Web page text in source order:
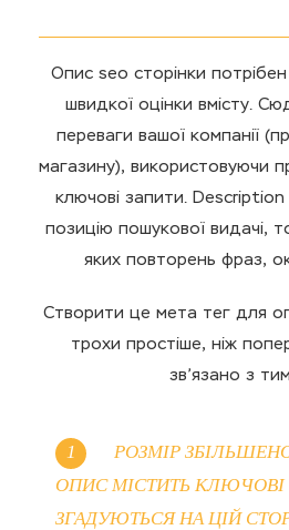
Опис seo сторінки
швидкої оцінки вмісту.
переваги вашої компанії
магазину), використовуючи
ключові запити.
позицію пошукової видачі,
яких повторень фраз,
Створити це мета тег для
трохи простіше, ніж
зв’язано з
РОЗМІР
ОПИС МІСТИТЬ КЛЮЧОВІ
ЗГАДУЮТЬСЯ НА ЦІЙ